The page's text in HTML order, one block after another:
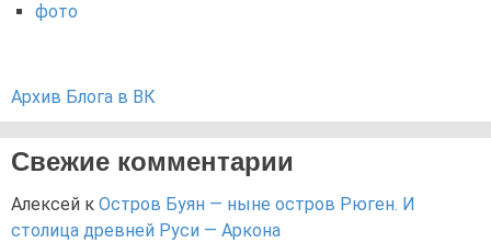
фото
Архив Блога в ВК
Свежие комментарии
Алексей к Остров Буян — ныне остров Рюген. И
столица древней Руси — Аркона